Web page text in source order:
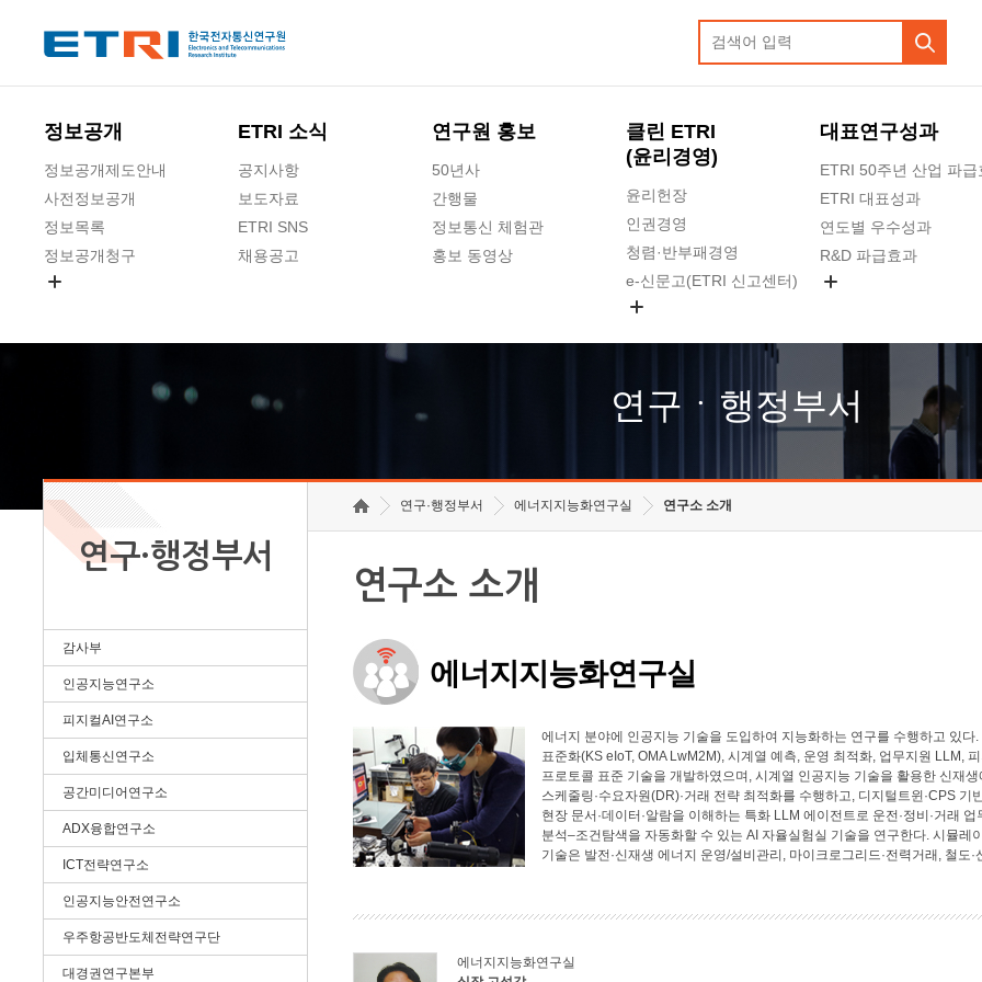
정보공개
정보공개제도안내
사전정보공개
정보목록
정보공개청구
ETRI 소식
공지사항
보도자료
ETRI SNS
채용공고
연구원 홍보
50년사
간행물
정보통신 체험관
홍보 동영상
클린 ETRI
(윤리경영)
윤리헌장
인권경영
청렴·반부패경영
e-신문고(ETRI 신고센터)
고객의소리
수의계약 현황
대표연구성과
ETRI 50주년 산업 파급
ETRI 대표성과
연도별 우수성과
R&D 파급효과
연구ㆍ행정부서
연구·행정부서
감사부
인공지능연구소
피지컬AI연구소
입체통신연구소
공간미디어연구소
ADX융합연구소
ICT전략연구소
인공지능안전연구소
우주항공반도체전략연구단
대경권연구본부
연구·행정부서 에너지지능화연구실 연구소 소개
연구소 소개
에너지지능화연구실
에너지 분야에 인공지능 기술을 도입하여 지능화하는 연구를 수행하고 있
표준화(KS eIoT, OMA LwM2M), 시계열 예측, 운영 최적화, 업무지원 LLM,
프로토콜 표준 기술을 개발하였으며, 시계열 인공지능 기술을 활용한 신재
스케줄링·수요자원(DR)·거래 전략 최적화를 수행하고, 디지털트윈·CPS
현장 문서·데이터·알람을 이해하는 특화 LLM 에이전트로 운전·정비·거래
분석–조건탐색을 자동화할 수 있는 AI 자율실험실 기술을 연구한다. 시뮬
기술은 발전·신재생 에너지 운영/설비관리, 마이크로그리드·전력거래, 철도
에너지지능화연구실